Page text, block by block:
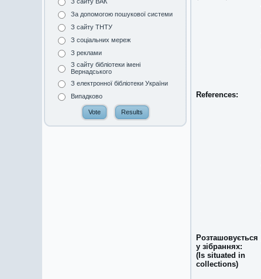
За допомогою пошукової системи
З сайту ТНТУ
З соціальних мереж
З реклами
З сайту бібліотеки імені
Вернадського
З електронної бібліотеки України
Випадково
References:
Розташовується
у зібраннях:
(Is situated in
collections)